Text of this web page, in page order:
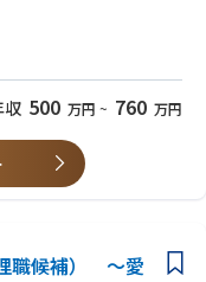
あれば即座に対応しま
需要の拡大により高い成
収 500 万円 ~ 760 万円
職候補） ～愛